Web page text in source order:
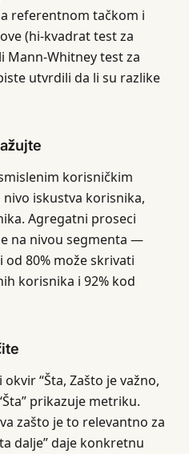
referentnom tačkom i
(hi-kvadrat test za
Mann-Whitney test za
utvrdili da li su razlike
korisničkim
iskustva korisnika,
Agregatni proseci
na nivou segmenta —
80% može skrivati
korisnika i 92% kod
“Šta, Zašto je važno,
prikazuje metriku.
zašto je to relevantno za
dalje” daje konkretnu